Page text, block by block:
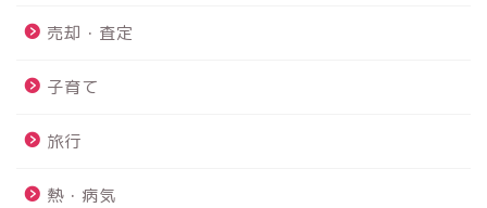
売却・査定
子育て
旅行
熱・病気